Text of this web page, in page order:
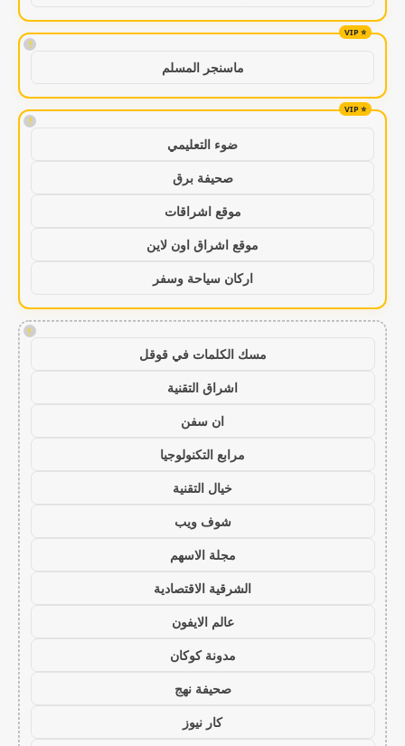
!
ماسنجر المسلم
!
ضوء التعليمي
صحيفة برق
موقع اشراقات
موقع اشراق اون لاين
اركان سياحة وسفر
!
مسك الكلمات في قوقل
اشراق التقنية
ان سفن
مرابع التكنولوجيا
خيال التقنية
شوف ويب
مجلة الاسهم
الشرقية الاقتصادية
عالم الايفون
مدونة كوكان
صحيفة نهج
كار نيوز